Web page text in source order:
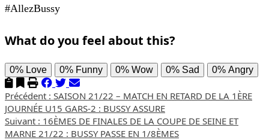
#AllezBussy
What do you feel about this?
0% Love 0% Funny 0% Wow 0% Sad 0% Angry
Navigation
d’article
Précédent : SAISON 21/22 – MATCH EN RETARD DE LA 1ÈRE
JOURNÉE U15 GARS-2 : BUSSY ASSURE
Suivant : 16ÈMES DE FINALES DE LA COUPE DE SEINE ET
MARNE 21/22 : BUSSY PASSE EN 1/8ÈMES